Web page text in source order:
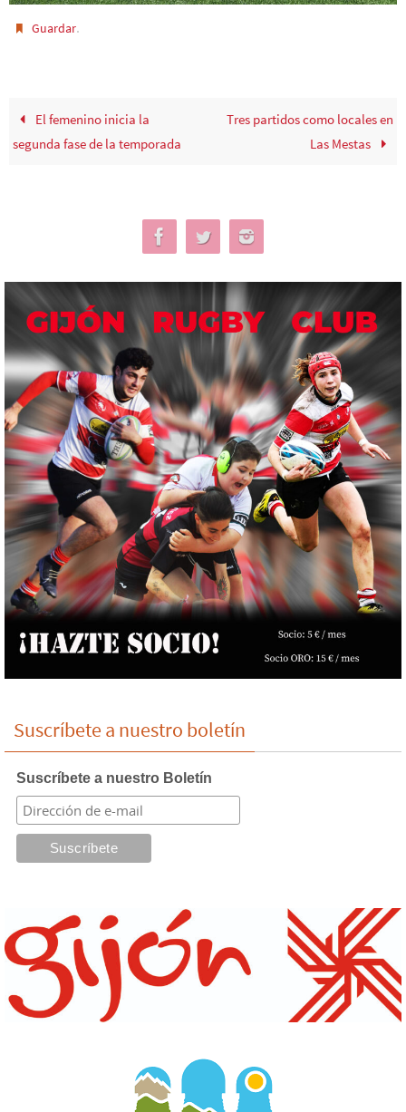
Guardar.
El femenino inicia la
segunda fase de la temporada
Tres partidos como locales en
Las Mestas
Suscríbete a nuestro boletín
Suscríbete a nuestro Boletín